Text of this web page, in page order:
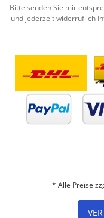
Bitte senden Sie mir
und jederzeit widerruflich
* Alle Preise